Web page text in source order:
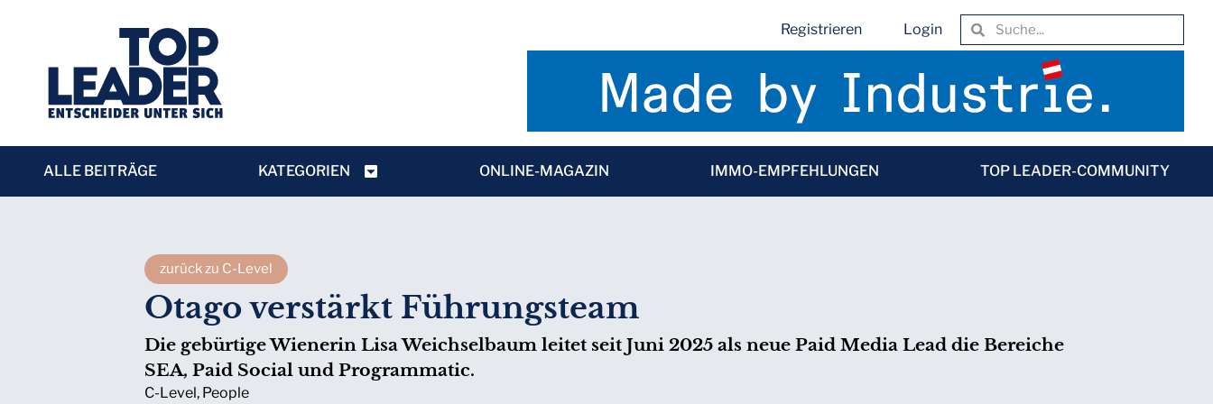
Registrieren Login
ALLE BEITRÄGE KATEGORIEN ONLINE-MAGAZIN IMMO-EMPFEHLUNGEN TOP LEADER-COMMUNITY
zurück zu C-Level
Otago verstärkt Führungsteam
Die gebürtige Wienerin Lisa Weichselbaum leitet seit Juni 2025 als neue Paid Media Lead die Bereiche
SEA, Paid Social und Programmatic.
C-Level, People